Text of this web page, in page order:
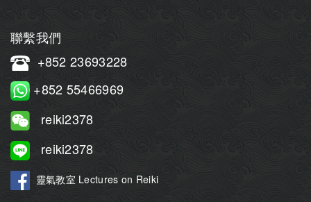
聯繫我們
+852 23693228
+852 55466969
reiki2378
reiki2378
靈氣教室 Lectures on Reiki